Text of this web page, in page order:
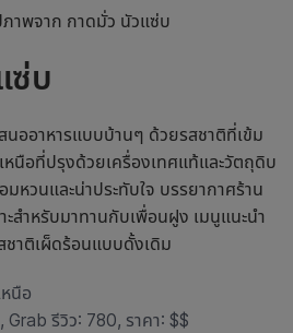
าพจาก กาดมั่ว นัวแซ่บ
ซ่บ
นออาหารแบบบ้านๆ ด้วยรสชาติที่เข้ม
หนือที่ปรุงด้วยเครื่องเทศแท้และวัตถุดิบ
หวนและน่าประทับใจ บรรยากาศร้าน
ะสำหรับมาทานกับเพื่อนฝูง เมนูแนะนำ
ชาติเผ็ดร้อนแบบดั้งเดิม
หนือ
, Grab รีวิว: 780, ราคา: $$